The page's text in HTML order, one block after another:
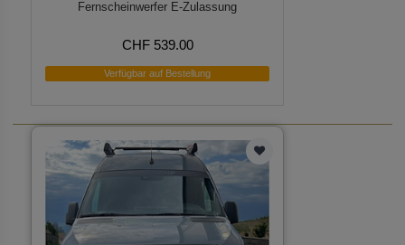
Fernscheinwerfer E-Zulassung
CHF 539.00
Verfügbar auf Bestellung